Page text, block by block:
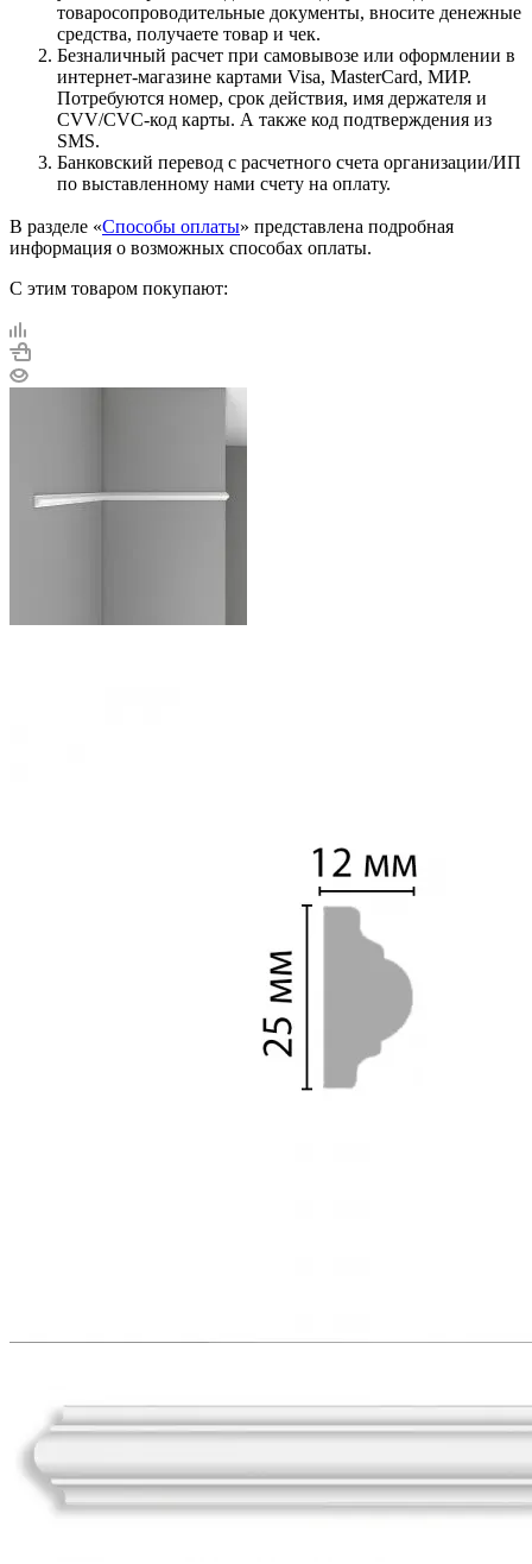
товаросопроводительные документы, вносите денежные
средства, получаете товар и чек.
Безналичный расчет при самовывозе или оформлении в
интернет-магазине картами Visa, MasterCard, МИР.
Потребуются номер, срок действия, имя держателя и
CVV/CVC-код карты. А также код подтверждения из
SMS.
Банковский перевод с расчетного счета организации/ИП
по выставленному нами счету на оплату.
В разделе «Способы оплаты» представлена подробная
информация о возможных способах оплаты.
С этим товаром покупают: